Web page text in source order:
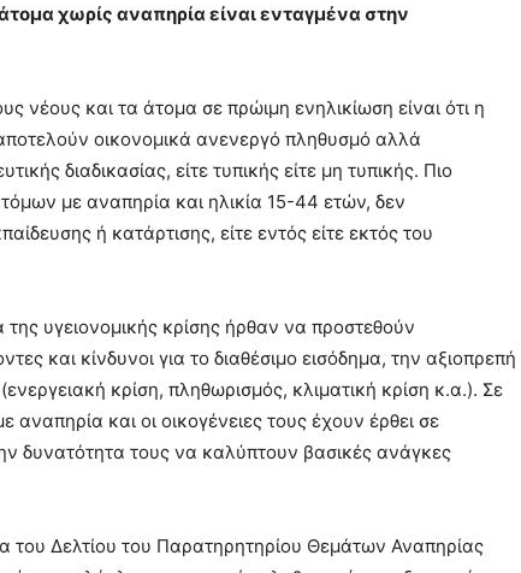
χωρίς αναπηρία είναι ενταγμένα στην
νέους και τα άτομα σε πρώιμη ενηλικίωση είναι ότι η
οικονομικά ανενεργό πληθυσμό αλλά
διαδικασίας, είτε τυπικής είτε μη τυπικής. Πιο
με αναπηρία και ηλικία 15-44 ετών, δεν
ή κατάρτισης, είτε εντός είτε εκτός του
υγειονομικής κρίσης ήρθαν να προστεθούν
και κίνδυνοι για το διαθέσιμο εισόδημα, την αξιοπρεπή
κρίση, πληθωρισμός, κλιματική κρίση κ.α.). Σε
αναπηρία και οι οικογένειες τους έχουν έρθει σε
δυνατότητα τους να καλύπτουν βασικές ανάγκες
του Δελτίου του Παρατηρητηρίου Θεμάτων Αναπηρίας